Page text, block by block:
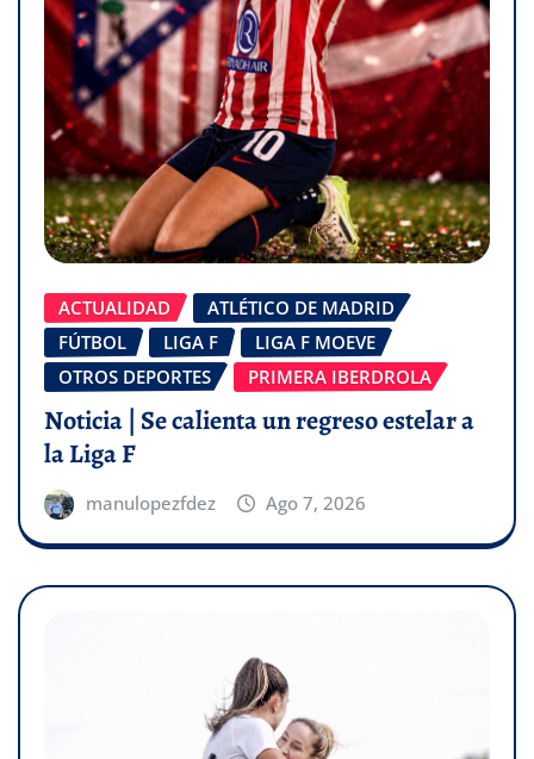
ACTUALIDAD
ATLÉTICO DE MADRID
FÚTBOL
LIGA F
LIGA F MOEVE
OTROS DEPORTES
PRIMERA IBERDROLA
Noticia | Se calienta un regreso estelar a
la Liga F
manulopezfdez Ago 7, 2026